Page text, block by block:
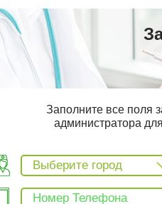
Заполните все поля
администратора
Выберите город